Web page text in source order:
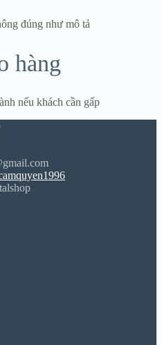
đúng như mô tả
hàng
nếu khách cần gấp